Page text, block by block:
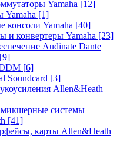
Yamaha [12]
Yamaha [1]
Yamaha [40]
и конвертеры Yamaha [23]
Audinate Dante
[9]
[6]
Soundcard [3]
Allen&Heath
системы
[41]
карты Allen&Heath